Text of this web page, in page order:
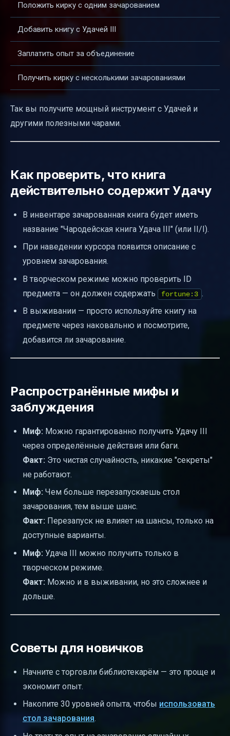
Положить кирку с одним зачарованием
Добавить книгу с Удачей III
Заплатить опыт за объединение
Получить кирку с несколькими зачарованиями
Так вы получите мощный инструмент с Удачей и
другими полезными чарами.
Как проверить, что книга
действительно содержит Удачу
В инвентаре зачарованная книга будет иметь
название "Чародейская книга Удача III" (или II/I).
При наведении курсора появится описание с
уровнем зачарования.
В творческом режиме можно проверить ID
предмета — он должен содержать
fortune:3 .
В выживании — просто используйте книгу на
предмете через наковальню и посмотрите,
добавится ли зачарование.
Распространённые мифы и
заблуждения
Миф: Можно гарантированно получить Удачу III
через определённые действия или баги.
Факт: Это чистая случайность, никакие "секреты"
не работают.
Миф: Чем больше перезапускаешь стол
зачарования, тем выше шанс.
Факт: Перезапуск не влияет на шансы, только на
доступные варианты.
Миф: Удача III можно получить только в
творческом режиме.
Факт: Можно и в выживании, но это сложнее и
дольше.
Советы для новичков
Начните с торговли библиотекарём — это проще и
экономит опыт.
Накопите 30 уровней опыта, чтобы использовать
стол зачарования.